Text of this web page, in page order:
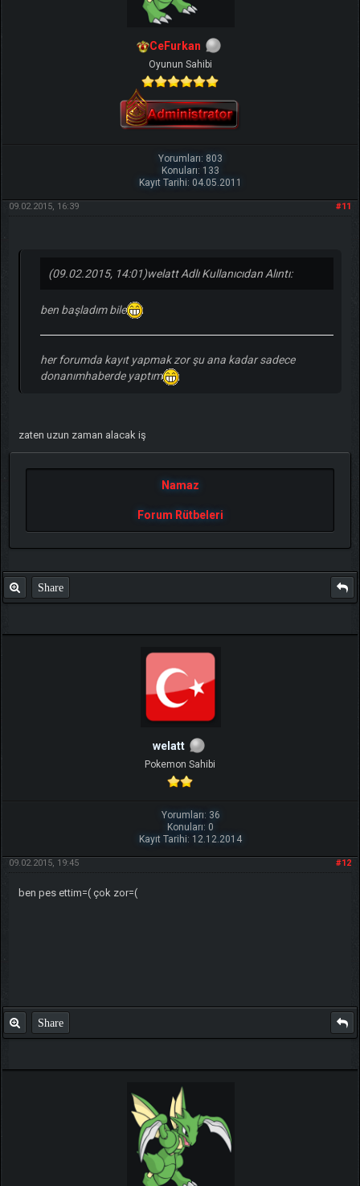
CeFurkan
Oyunun Sahibi
Yorumları: 803
Konuları: 133
Kayıt Tarihi: 04.05.2011
#11
09.02.2015, 16:39
(09.02.2015, 14:01)welatt Adlı Kullanıcıdan Alıntı:
ben başladım bile
her forumda kayıt yapmak zor şu ana kadar sadece
donanımhaberde yaptım
zaten uzun zaman alacak iş
Namaz
Forum Rütbeleri
Share
welatt
Pokemon Sahibi
Yorumları: 36
Konuları: 0
Kayıt Tarihi: 12.12.2014
#12
09.02.2015, 19:45
ben pes ettim=( çok zor=(
Share